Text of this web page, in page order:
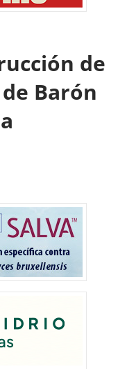
de
Barón